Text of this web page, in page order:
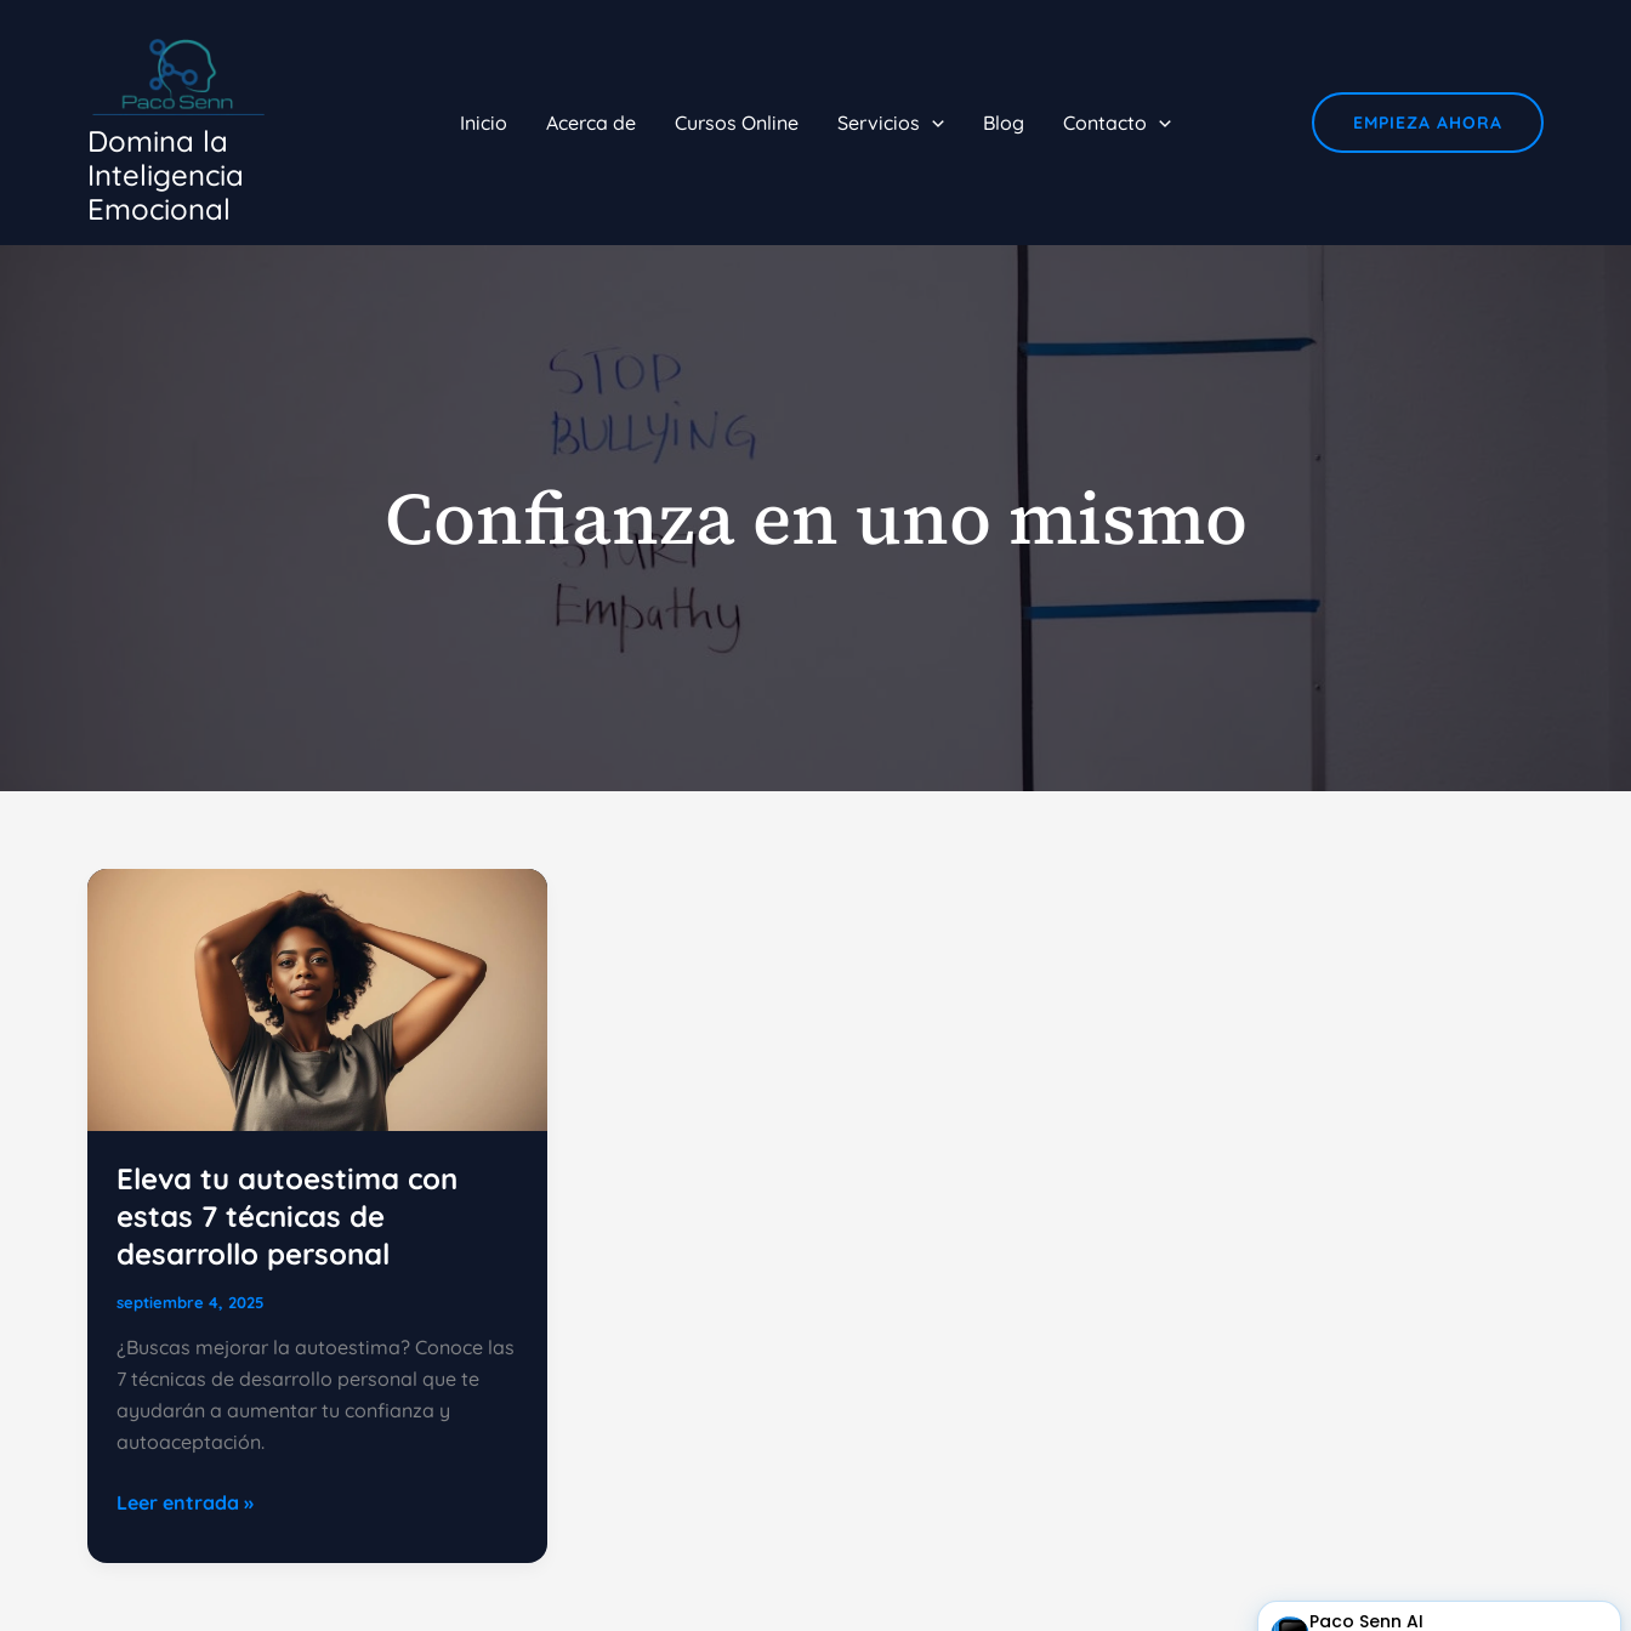
Domina la
Inteligencia
Emocional
Inicio Acerca de Cursos Online Servicios Blog Contacto EMPIEZA AHORA
Confianza en uno mismo
Eleva tu autoestima con
estas 7 técnicas de
desarrollo personal
septiembre 4, 2025
¿Buscas mejorar la autoestima? Conoce las
7 técnicas de desarrollo personal que te
ayudarán a aumentar tu confianza y
autoaceptación.
Eleva
autoestima
Leer entrada »